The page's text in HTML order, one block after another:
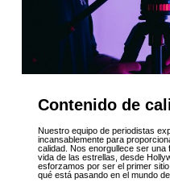
Contenido de
Nuestro equipo de periodistas
incansablemente para
calidad. Nos enorgullece ser una
vida de las estrellas, desde
esforzamos por ser el primer
qué está pasando en el mundo